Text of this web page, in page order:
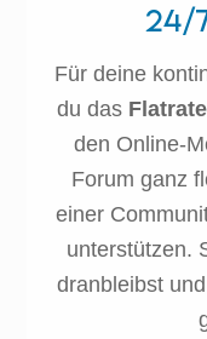
24/
Für deine
du das
den Online-
Forum ganz
einer
unterstützen.
dranbleibst